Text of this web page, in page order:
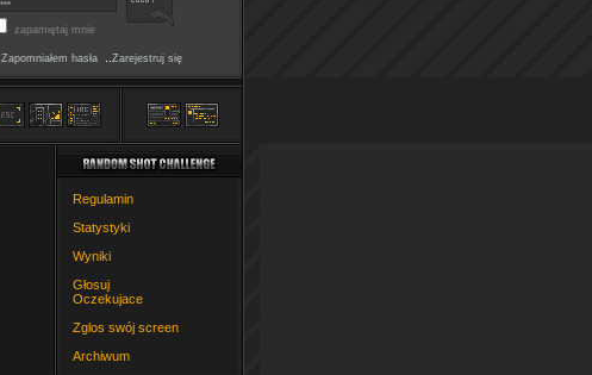
zapamiętaj mnie
Zapomniałem hasła Zarejestruj się
Regulamin
Statystyki
Wyniki
Głosuj
Oczekujace
Zglos swój screen
Archiwum